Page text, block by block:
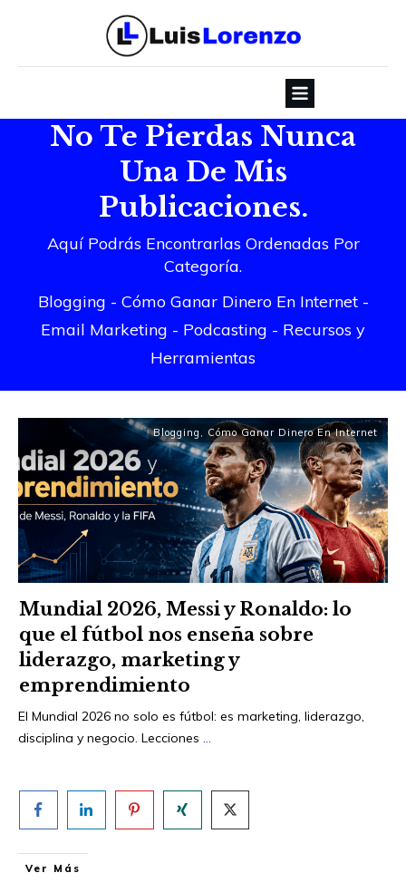
No Te Pierdas Nunca
Una De Mis
Publicaciones.
Aquí Podrás Encontrarlas Ordenadas Por
Categoría.
Blogging - Cómo Ganar Dinero En Internet-
Email Marketing - Podcasting - Recursos y
Herramientas
Blogging , Cómo Ganar Dinero En Internet
Mundial 2026, Messi y Ronaldo: lo
que el fútbol nos enseña sobre
liderazgo, marketing y
emprendimiento
El Mundial 2026 no solo es fútbol: es marketing, liderazgo,
disciplina y negocio. Lecciones ...
Ver Más